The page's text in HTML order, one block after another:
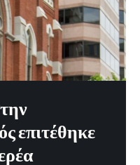
επιτέθηκε